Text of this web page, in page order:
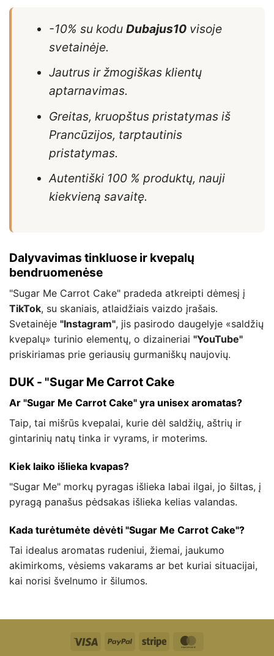
-10% su kodu Dubajus10visoje
svetainėje.
Jautrus ir žmogiškas klientų
aptarnavimas.
Greitas, kruopštus pristatymas iš
Prancūzijos, tarptautinis
pristatymas.
Autentiški 100 % produktų, nauji
kiekvieną savaitę.
Dalyvavimas tinkluose ir kvepalų
bendruomenėse
"Sugar Me Carrot Cake" pradeda atkreipti dėmesį į
TikTok, su skaniais, atlaidžiais vaizdo įrašais.
Svetainėje "Instagram", jis pasirodo daugelyje «saldžių
kvepalų» turinio elementų, o dizaineriai "YouTube"
priskiriamas prie geriausių gurmaniškų naujovių.
DUK - "Sugar Me Carrot Cake
Ar "Sugar Me Carrot Cake" yra unisex aromatas?
Taip, tai mišrūs kvepalai, kurie dėl saldžių, aštrių ir
gintarinių natų tinka ir vyrams, ir moterims.
Kiek laiko išlieka kvapas?
"Sugar Me" morkų pyragas išlieka labai ilgai, jo šiltas, į
pyragą panašus pėdsakas išlieka kelias valandas.
Kada turėtumėte dėvėti "Sugar Me Carrot Cake"?
Tai idealus aromatas rudeniui, žiemai, jaukumo
akimirkoms, vėsiems vakarams ar bet kuriai situacijai,
kai norisi švelnumo ir šilumos.
Visa "PayPal"Stripe